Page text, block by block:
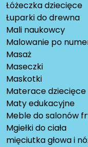
Łóżeczka dziecięce
Łuparki do drewna
Mali naukowcy
Malowanie po
Masaż
Maseczki
Maskotki
Materace dziecięce
Maty edukacyjne
Meble do salonów
Mgiełki do ciała
mięciutka głowa i